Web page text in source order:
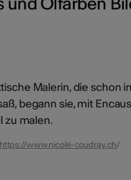
Malerin, die schon
begann sie, mit
zu malen.
https://www.nicole-coudray.ch/